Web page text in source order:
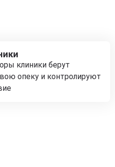
клиники берут
опеку и контролируют